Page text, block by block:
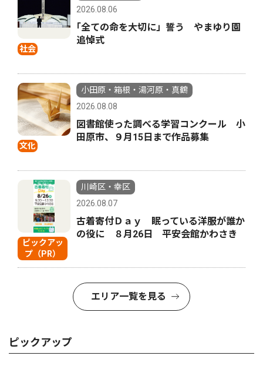
社会
2026.08.06
｢全ての命を大切に」誓う やまゆり園
追悼式
文化
小田原・箱根・湯河原・真鶴
2026.08.08
図書館使った調べる学習コンクール 小
田原市、９月15日まで作品募集
ピックアッ
プ（PR）
川崎区・幸区
2026.08.07
古着寄付Ｄａｙ 眠っている洋服が誰か
の役に ８月26日 平安会館かわさき
エリア一覧を見る
ピックアップ